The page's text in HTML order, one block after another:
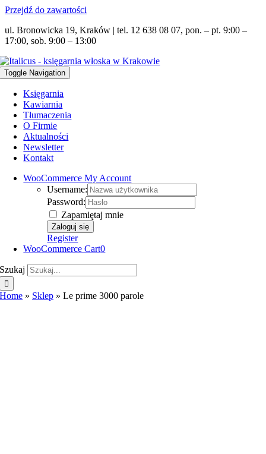
Przejdź do zawartości
ul. Bronowicka 19, Kraków | tel. 12 638 08 07, pon. – pt. 9:00 –
17:00, sob. 9:00 – 13:00
Toggle Navigation
Księgarnia
Kawiarnia
Tłumaczenia
O Firmie
Aktualności
Newsletter
Kontakt
WooCommerce My Account
Username:
Password:
Zapamiętaj mnie
Register
WooCommerce Cart0
Szukaj
Home » Sklep »Le prime 3000 parole